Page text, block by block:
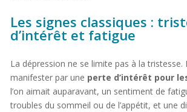
Les signes classiques :
d’intérêt et fatigue
La dépression ne se limite pas à la tristesse.
manifester par une perte d’intérêt pour
l’on aimait auparavant, un sentiment de
troubles du sommeil ou de l’appétit, et une